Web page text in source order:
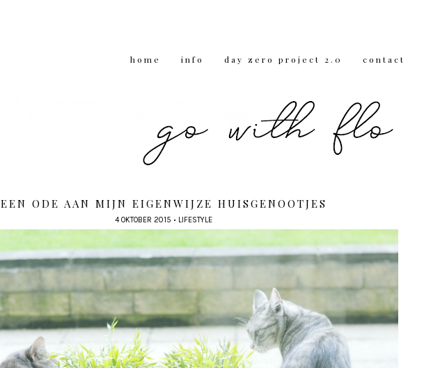
home info day zero project 2.0 contact
EEN ODE AAN MIJN EIGENWIJZE HUISGENOOTJES
4 OKTOBER 2015 • LIFESTYLE